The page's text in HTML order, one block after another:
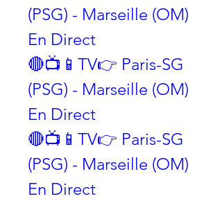
(PSG) - Marseille (OM)
En Direct
🔴📺📱TV👉 Paris-SG
(PSG) - Marseille (OM)
En Direct
🔴📺📱TV👉 Paris-SG
(PSG) - Marseille (OM)
En Direct